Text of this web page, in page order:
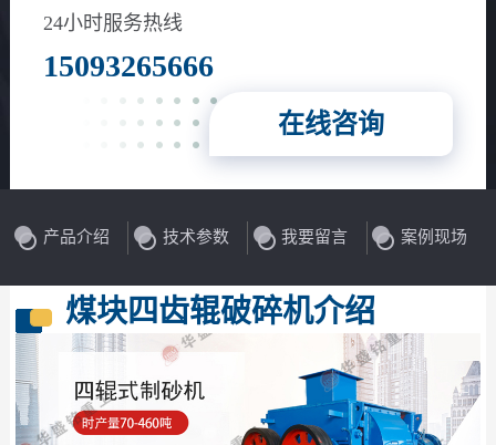
24小时服务热线
15093265666
在线咨询
产品介绍 技术参数 我要留言 案例现场
煤块四齿辊破碎机介绍